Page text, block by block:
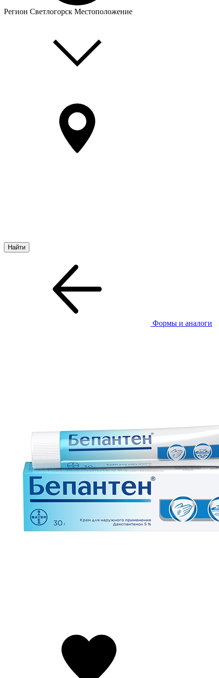
Регион Светлогорск Местоположение
Формы и аналоги